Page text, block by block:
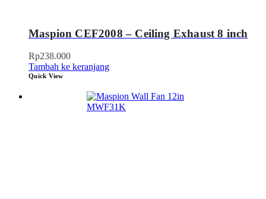
Maspion CEF2008 – Ceiling Exhaust 8 inch
Rp238.000
Tambah ke keranjang
Quick View